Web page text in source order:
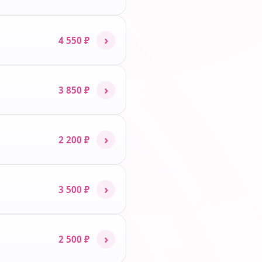
4 550 ₽ ›
3 850 ₽ ›
2 200 ₽ ›
3 500 ₽ ›
2 500 ₽ ›